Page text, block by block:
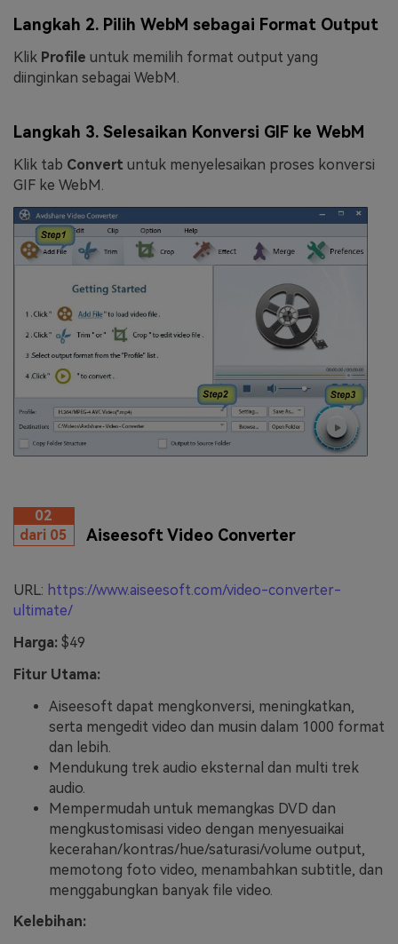
Langkah 2. Pilih WebM sebagai Format Output
Klik Profile untuk memilih format output yang
diinginkan sebagai WebM.
Langkah 3. Selesaikan Konversi GIF ke WebM
Klik tab Convert untuk menyelesaikan proses konversi
GIF ke WebM.
02
dari 05
Aiseesoft Video Converter
URL: https://www.aiseesoft.com/video-converter-
ultimate/
Harga: $49
Fitur Utama:
Aiseesoft dapat mengkonversi, meningkatkan,
serta mengedit video dan musin dalam 1000 format
dan lebih.
Mendukung trek audio eksternal dan multi trek
audio.
Mempermudah untuk memangkas DVD dan
mengkustomisasi video dengan menyesuaikai
kecerahan/kontras/hue/saturasi/volume output,
memotong foto video, menambahkan subtitle, dan
menggabungkan banyak file video.
Kelebihan: